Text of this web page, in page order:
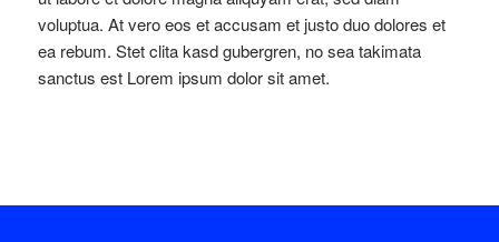
voluptua. At vero eos et accusam et justo duo dolores et
ea rebum. Stet clita kasd gubergren, no sea takimata
sanctus est Lorem ipsum dolor sit amet.